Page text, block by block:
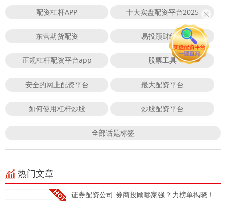
配资杠杆APP 十大实盘配资平台2025
东营期货配资 易投顾财经网
正规杠杆配资平台app 股票工具
安全的网上配资平台 最大配资平台
如何使用杠杆炒股 炒股配资平台
全部话题标签
热门文章
证券配资公司 券商投顾哪家强？力榜单揭晓！